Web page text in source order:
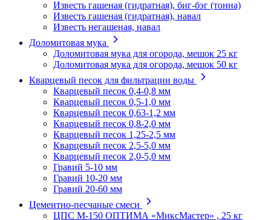
Известь гашеная (гидратная), биг-бэг (тонна)
Известь гашеная (гидратная), навал
Известь негашеная, навал
Доломитовая мука
Доломитовая мука для огорода, мешок 25 кг
Доломитовая мука для огорода, мешок 50 кг
Кварцевый песок для фильтрации воды
Кварцевый песок 0,4-0,8 мм
Кварцевый песок 0,5-1,0 мм
Кварцевый песок 0,63-1,2 мм
Кварцевый песок 0,8-2,0 мм
Кварцевый песок 1,25-2,5 мм
Кварцевый песок 2,5-5,0 мм
Кварцевый песок 2,0-5,0 мм
Гравий 5-10 мм
Гравий 10-20 мм
Гравий 20-60 мм
Цементно-песчаные смеси
ЦПС М-150 ОПТИМА «МиксМастер» , 25 кг